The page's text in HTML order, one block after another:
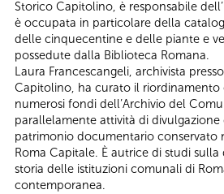
Storico Capitolino, è responsabile
è occupata in particolare della
delle cinquecentine e delle piante e
possedute dalla Biblioteca Romana.
Laura Francescangeli, archivista
Capitolino, ha curato il riordinamento
numerosi fondi dell’Archivio del
parallelamente attività di
patrimonio documentario conservato
Roma Capitale. È autrice di studi
storia delle istituzioni comunali di
contemporanea.